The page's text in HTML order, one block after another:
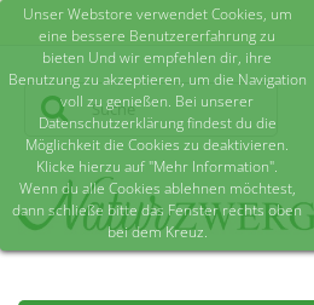
Unser Webstore verwendet Cookies, um
eine bessere Benutzererfahrung zu
bieten Und wir empfehlen dir, ihre
Benutzung zu akzeptieren, um die Navigation
voll zu genießen. Bei unserer
Datenschutzerklärung findest du die
Möglichkeit die Cookies zu deaktivieren.
Klicke hierzu auf "Mehr Information".
Wenn du alle Cookies ablehnen möchtest,
dann schließe bitte das Fenster rechts oben
bei dem Kreuz.